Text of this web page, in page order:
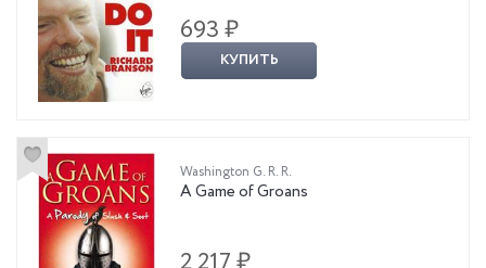
693 ₽
КУПИТЬ
Washington G. R. R.
A Game of Groans